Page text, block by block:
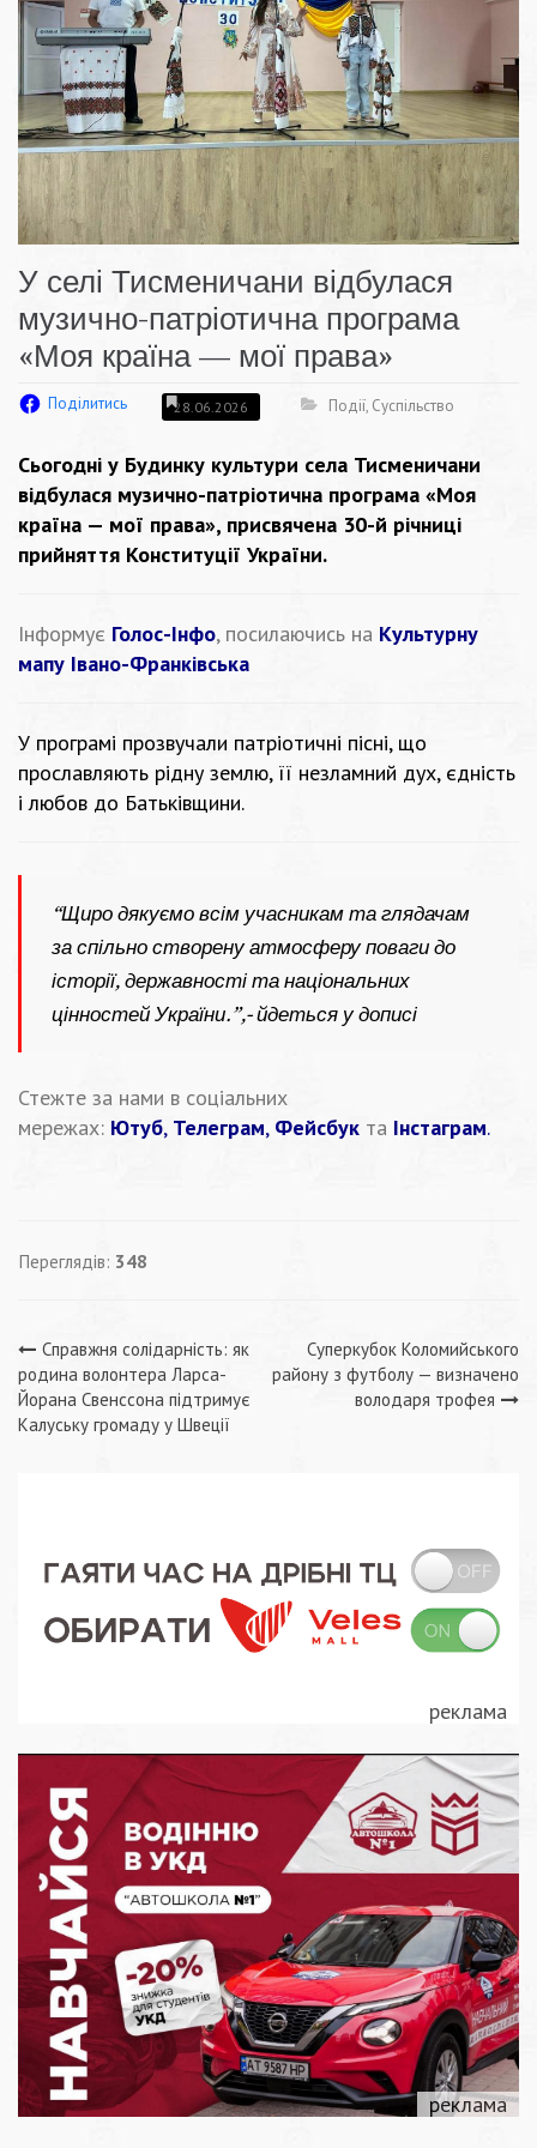
У селі Тисменичани відбулася
музично-патріотична програма
«Моя країна — мої права»
Поділитись 28.06.2026 Події, Суспільство
Сьогодні у Будинку культури села Тисменичани
відбулася музично-патріотична програма «Моя
країна — мої права», присвячена 30-й річниці
прийняття Конституції України.
Інформує Голос-Інфо, посилаючись на Культурну
мапу Івано-Франківська
У програмі прозвучали патріотичні пісні, що
прославляють рідну землю, її незламний дух, єдність
і любов до Батьківщини.
“Щиро дякуємо всім учасникам та глядачам
за спільно створену атмосферу поваги до
історії, державності та національних
цінностей України.”,- йдеться у дописі
Стежте за нами в соціальних
мережах: Ютуб, Телеграм, Фейсбук та Інстаграм.
Переглядів: 348
Навігація
записів
Справжня солідарність: як
родина волонтера Ларса-
Йорана Свенссона підтримує
Калуську громаду у Швеції
Суперкубок Коломийського
району з футболу — визначено
володаря трофея